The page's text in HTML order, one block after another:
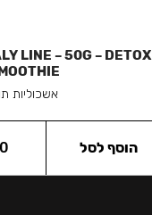
LINE – 50G – DETOX
אשכוליות
הוסף לסל